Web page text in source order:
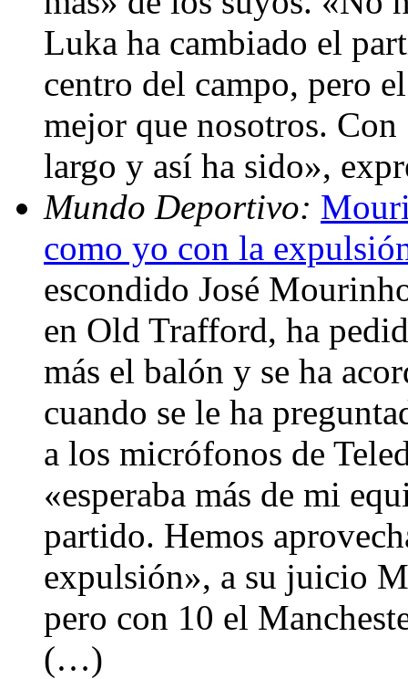
Luka ha cambiado el
centro del campo, pero
mejor que nosotros.
largo y así ha sido»,
Mundo Deportivo:
como yo con la
escondido José
en Old Trafford, ha
más el balón y se ha
cuando se le ha
a los micrófonos de
«esperaba más de mi
partido. Hemos
expulsión», a su juicio
pero con 10 el
(…)